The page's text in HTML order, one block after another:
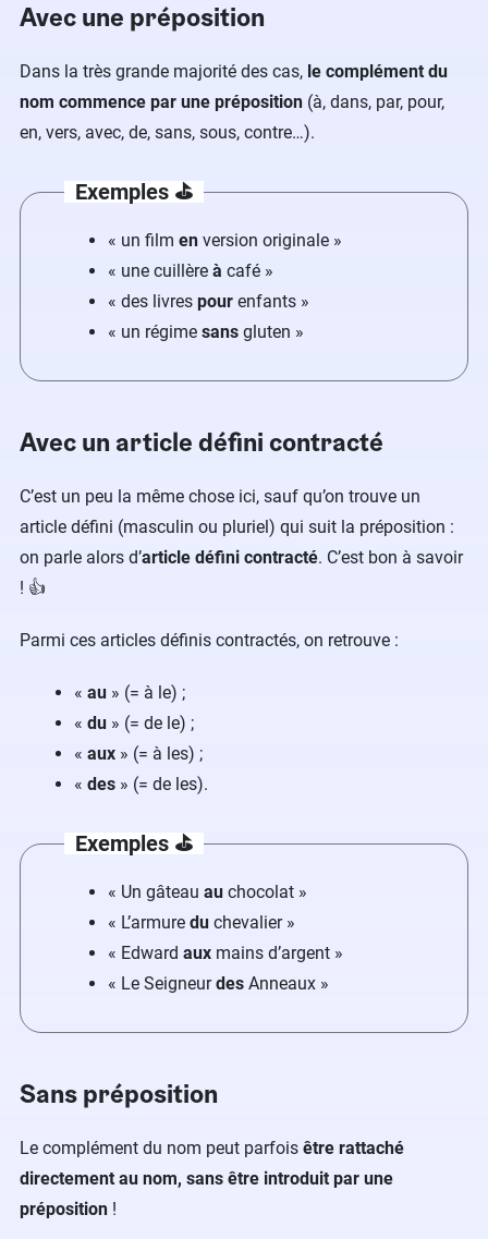
Avec une préposition
Dans la très grande majorité des cas, le complément du
nom commence par une préposition (à, dans, par, pour,
en, vers, avec, de, sans, sous, contre…).
Exemples ⛳️
« un film en version originale »
« une cuillère à café »
« des livres pour enfants »
« un régime sans gluten »
Avec un article défini contracté
C’est un peu la même chose ici, sauf qu’on trouve un
article défini (masculin ou pluriel) qui suit la préposition :
on parle alors d’article défini contracté. C’est bon à savoir
! 👍
Parmi ces articles définis contractés, on retrouve :
« au » (= à le) ;
« du » (= de le) ;
« aux » (= à les) ;
« des » (= de les).
Exemples ⛳️
« Un gâteau au chocolat »
« L’armure du chevalier »
« Edward aux mains d’argent »
« Le Seigneurdes Anneaux »
Sans préposition
Le complément du nom peut parfois être rattaché
directement au nom, sans être introduit par une
préposition !